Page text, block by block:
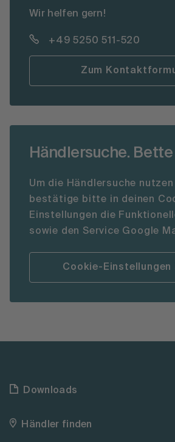
Wir helfen gern!
+49 5250 511-520
Zum
Händlersuche.
Um die Händlersuche nutzen
bestätige bitte in deinen
Einstellungen die
sowie den Service Google
Cookie-Einstellungen
Downloads
Händler finden